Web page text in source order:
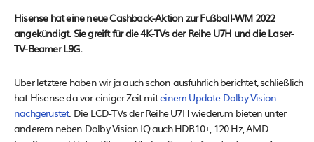
Hisense hat eine neue Cashback-Aktion zur Fußball-WM 2022
angekündigt. Sie greift für die 4K-TVs der Reihe U7H und die Laser-
TV-Beamer L9G.
Über letztere haben wir ja auch schon ausführlich berichtet, schließlich
hat Hisense da vor einiger Zeit miteinem Update Dolby Vision
nachgerüstet. Die LCD-TVs der Reihe U7H wiederum bieten unter
anderem neben Dolby Vision IQ auch HDR10+, 120 Hz, AMD